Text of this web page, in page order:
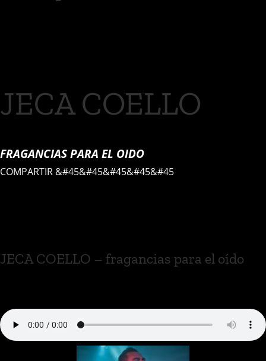
JECA COELLO
FRAGANCIAS PARA EL OIDO
COMPARTIR &#45&#45&#45&#45&#45
JECA COELLO – fragancias para el oído